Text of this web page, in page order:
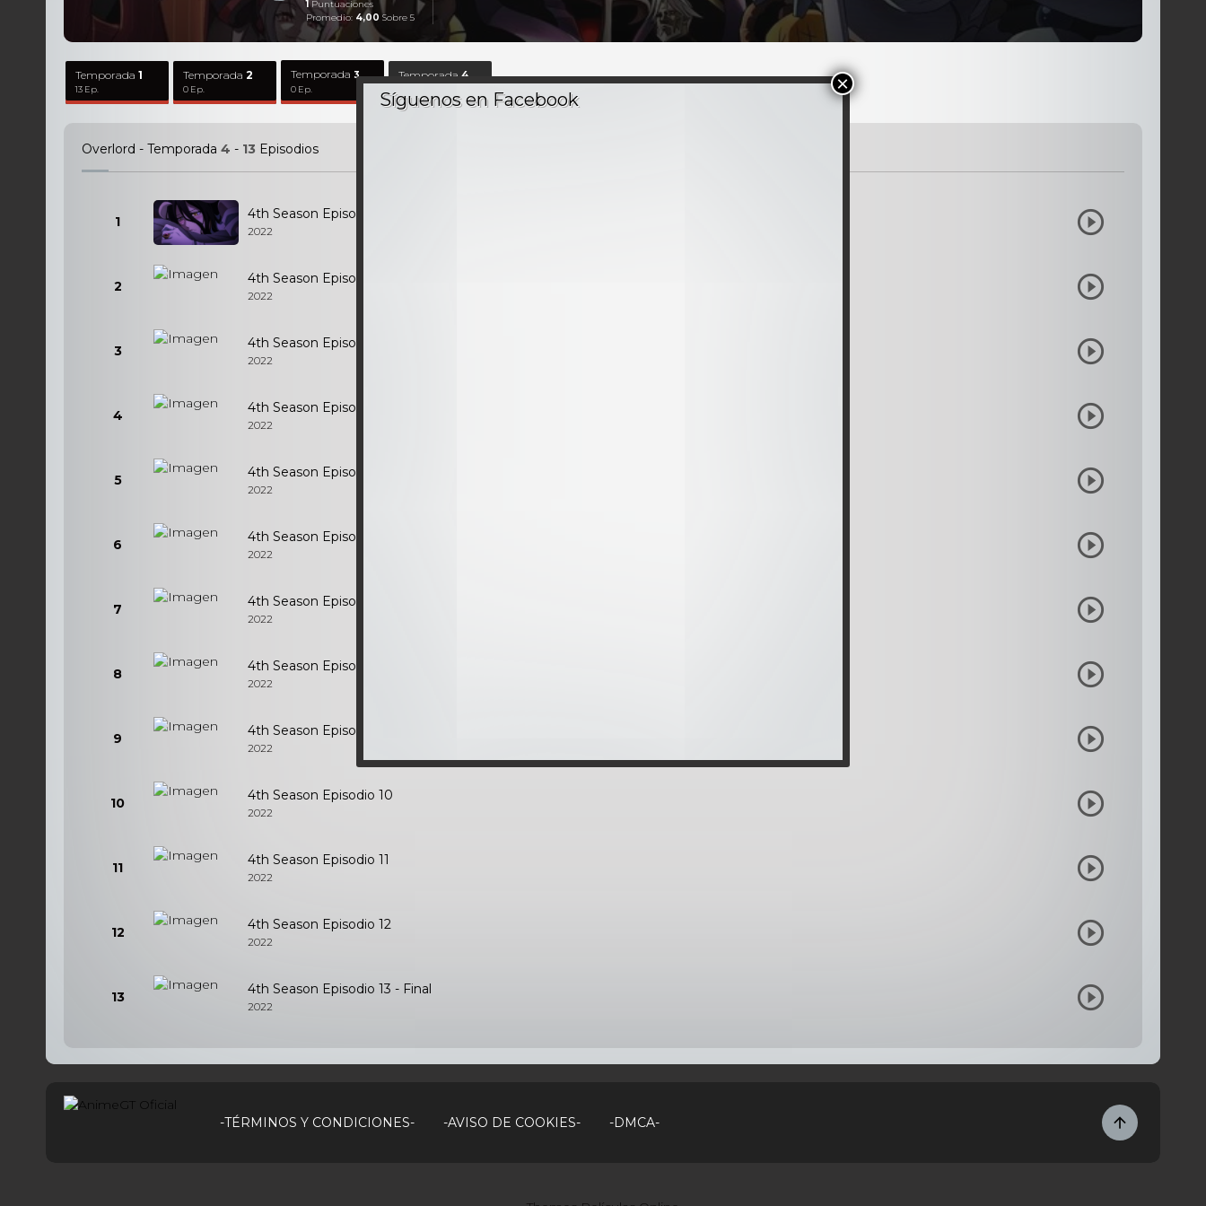
1Puntuaciones
Promedio: 4,00 Sobre 5
Temporada1
13 Ep.
Temporada2
0 Ep.
Temporada3
0 Ep.
Temporada4
Overlord - Temporada 4 - 13 Episodios
1 4th Season Episodio 1
2022
2 4th Season Episodio 2
2022
3 4th Season Episodio 3
2022
4 4th Season Episodio 4
2022
5 4th Season Episodio 5
2022
6 4th Season Episodio 6
2022
7 4th Season Episodio 7
2022
8 4th Season Episodio 8
2022
9 4th Season Episodio 9
2022
10 4th Season Episodio 10
2022
11 4th Season Episodio 11
2022
12 4th Season Episodio 12
2022
13 4th Season Episodio 13 - Final
2022
-TÉRMINOS Y CONDICIONES- -AVISO DE COOKIES- -DMCA-